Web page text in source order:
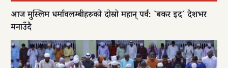
आज मुस्लिम धर्मावलम्बीहरुको दोस्रो महान् पर्व: `बकर इद´ देशभर
मनाउँदै